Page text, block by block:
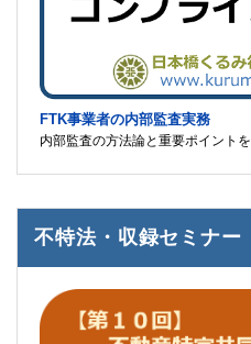
FTK事業者の内部監査実務
内部監査の方法論と重要ポイント
不特法・収録セミナー